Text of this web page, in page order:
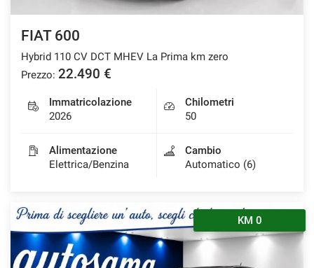
FIAT 600
Hybrid 110 CV DCT MHEV La Prima km zero
Prezzo: 22.490 €
Immatricolazione
2026
Chilometri
50
Alimentazione
Elettrica/Benzina
Cambio
Automatico (6)
KM 0